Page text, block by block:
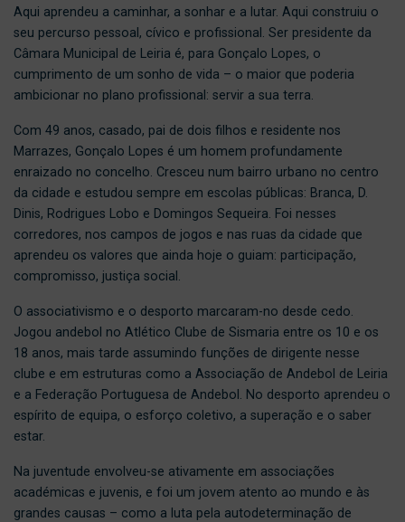
Aqui aprendeu a caminhar, a sonhar e a lutar. Aqui construiu o
seu percurso pessoal, cívico e profissional. Ser presidente da
Câmara Municipal de Leiria é, para Gonçalo Lopes, o
cumprimento de um sonho de vida – o maior que poderia
ambicionar no plano profissional: servir a sua terra.
Com 49 anos, casado, pai de dois filhos e residente nos
Marrazes, Gonçalo Lopes é um homem profundamente
enraizado no concelho. Cresceu num bairro urbano no centro
da cidade e estudou sempre em escolas públicas: Branca, D.
Dinis, Rodrigues Lobo e Domingos Sequeira. Foi nesses
corredores, nos campos de jogos e nas ruas da cidade que
aprendeu os valores que ainda hoje o guiam: participação,
compromisso, justiça social.
O associativismo e o desporto marcaram-no desde cedo.
Jogou andebol no Atlético Clube de Sismaria entre os 10 e os
18 anos, mais tarde assumindo funções de dirigente nesse
clube e em estruturas como a Associação de Andebol de Leiria
e a Federação Portuguesa de Andebol. No desporto aprendeu o
espírito de equipa, o esforço coletivo, a superação e o saber
estar.
Na juventude envolveu-se ativamente em associações
académicas e juvenis, e foi um jovem atento ao mundo e às
grandes causas – como a luta pela autodeterminação de